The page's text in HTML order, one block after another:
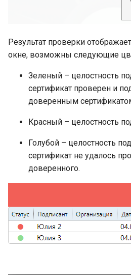
Результат проверки
окне, возможны следующие
Зеленый – целостность
сертификат проверен и
доверенным
Красный – целостность
Голубой – целостность
сертификат не удалось
доверенного.